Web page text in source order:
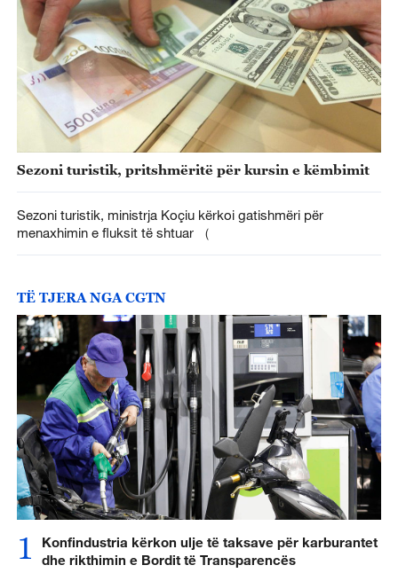
Sezoni turistik, pritshmëritë për kursin e këmbimit
Sezoni turistik, ministrja Koçiu kërkoi gatishmëri për
menaxhimin e fluksit të shtuar （
TË TJERA NGA CGTN
1
Konfindustria kërkon ulje të taksave për karburantet
dhe rikthimin e Bordit të Transparencës